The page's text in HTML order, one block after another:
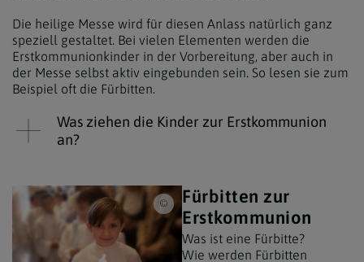
Die heilige Messe wird für diesen Anlass natürlich ganz
speziell gestaltet. Bei vielen Elementen werden die
Erstkommunionkinder in der Vorbereitung, aber auch in
der Messe selbst aktiv eingebunden sein. So lesen sie zum
Beispiel oft die Fürbitten.
Was ziehen die Kinder zur Erstkommunion
an?
iStock/Iana Pronicheva / Bub bei der
Fürbitten zur
Erstkommunion
Was ist eine Fürbitte?
Wie werden Fürbitten